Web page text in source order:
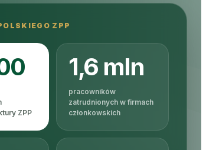
ZPP
ZPP
1,6 mln
pracowników
zatrudnionych w firmach
członkowskich